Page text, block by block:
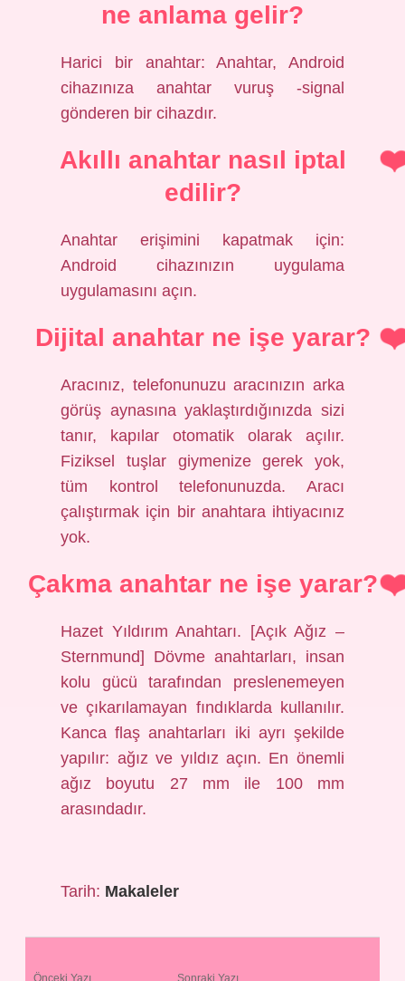
ne anlama gelir?
Harici bir anahtar: Anahtar, Android
cihazınıza anahtar vuruş -signal
gönderen bir cihazdır.
Akıllı anahtar nasıl iptal
edilir?
Anahtar erişimini kapatmak için:
Android cihazınızın uygulama
uygulamasını açın.
Dijital anahtar ne işe yarar?
Aracınız, telefonunuzu aracınızın arka
görüş aynasına yaklaştırdığınızda sizi
tanır, kapılar otomatik olarak açılır.
Fiziksel tuşlar giymenize gerek yok,
tüm kontrol telefonunuzda. Aracı
çalıştırmak için bir anahtara ihtiyacınız
yok.
Çakma anahtar ne işe yarar?
Hazet Yıldırım Anahtarı. [Açık Ağız –
Sternmund] Dövme anahtarları, insan
kolu gücü tarafından preslenemeyen
ve çıkarılamayan fındıklarda kullanılır.
Kanca flaş anahtarları iki ayrı şekilde
yapılır: ağız ve yıldız açın. En önemli
ağız boyutu 27 mm ile 100 mm
arasındadır.
Tarih: Makaleler
Önceki Yazı Sonraki Yazı